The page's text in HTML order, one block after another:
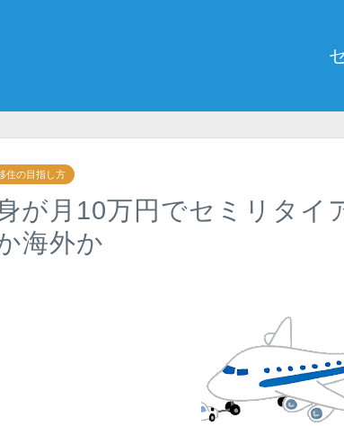
住の目指し方
が月10万円でセミリタイ
海外か